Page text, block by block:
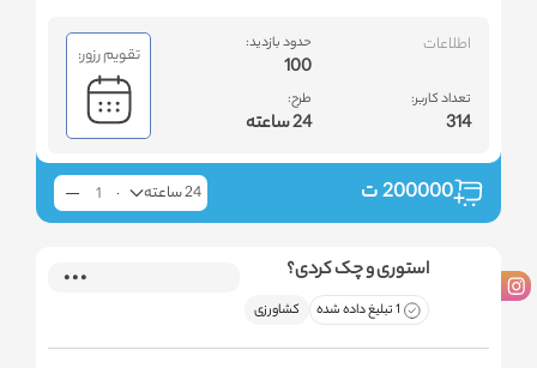
اطلاعات
تعداد کاربر:
314
حدود بازدید:
100
طرح:
24 ساعته
تقویم رزور:
200000ت 24 ساعته
استوری و چک کردی؟
1 تبلیغ داده شده کشاورزی